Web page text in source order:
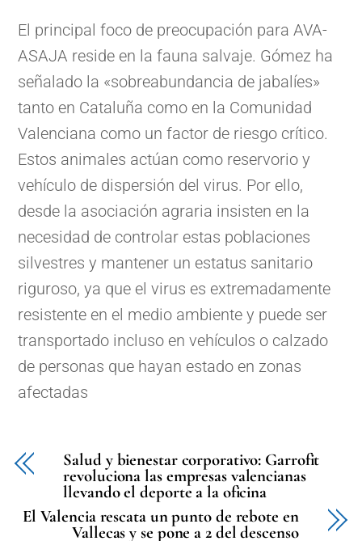
El principal foco de preocupación para AVA-
ASAJA reside en la fauna salvaje. Gómez ha
señalado la «sobreabundancia de jabalíes»
tanto en Cataluña como en la Comunidad
Valenciana como un factor de riesgo crítico.
Estos animales actúan como reservorio y
vehículo de dispersión del virus. Por ello,
desde la asociación agraria insisten en la
necesidad de controlar estas poblaciones
silvestres y mantener un estatus sanitario
riguroso, ya que el virus es extremadamente
resistente en el medio ambiente y puede ser
transportado incluso en vehículos o calzado
de personas que hayan estado en zonas
afectadas
Salud y bienestar corporativo: Garrofit
revoluciona las empresas valencianas
llevando el deporte a la oficina
El Valencia rescata un punto de rebote en
Vallecas y se pone a 2 del descenso